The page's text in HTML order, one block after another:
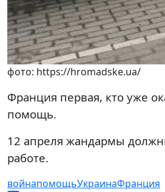
фото: https://hromadske.ua/
Франция первая, кто уже
помощь.
12 апреля жандармы
работе.
войнапомощьУкраинаФранция